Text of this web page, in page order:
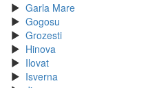
Garla Mare
Gogosu
Grozesti
Hinova
Ilovat
Isverna